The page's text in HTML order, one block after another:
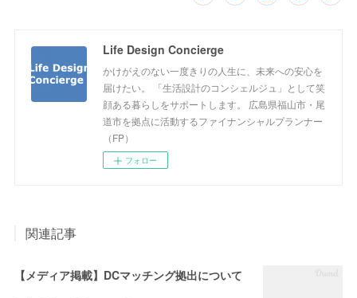
Life Design Concierge
かけがえのない一度きりの人生に、未来への安心を
届けたい。 「生活設計のコンシェルジュ」として笑
顔ある暮らしをサポートします。 広島県福山市・尾
道市を拠点に活動するファイナンシャルプランナー
（FP）
フォロー
関連記事
【メディア掲載】DCマッチング拠出について